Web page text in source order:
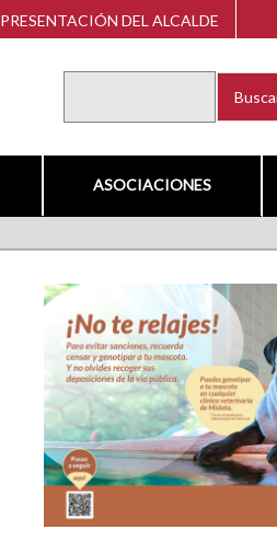
PRESENTACIÓN DEL ALCALDE
ASOCIACIONES